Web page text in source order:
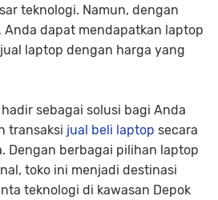
teknologi. Namun, dengan
dapat mendapatkan laptop
laptop dengan harga yang
sebagai solusi bagi Anda
transaksi jual beli laptop secara
Dengan berbagai pilihan laptop
toko ini menjadi destinasi
teknologi di kawasan Depok